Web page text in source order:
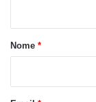
oNome *